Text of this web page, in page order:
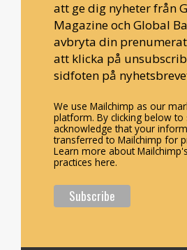
att ge dig nyheter från
Magazine och Global
avbryta din
att klicka på
sidfoten på
We use Mailchimp as our
platform. By clicking below to
acknowledge that your
transferred to Mailchimp for
Learn more about
practices here.